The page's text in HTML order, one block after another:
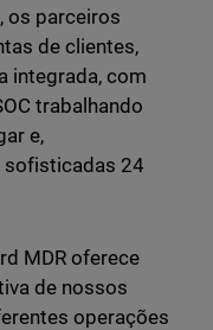
os parceiros
de clientes,
integrada, com
trabalhando
e,
sofisticadas 24
MDR oferece
de nossos
operações